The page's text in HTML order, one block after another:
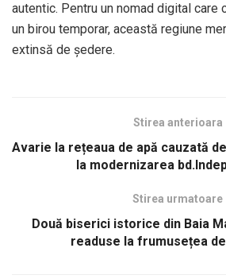
autentic. Pentru un nomad digital care
un birou temporar, această regiune
extinsă de ședere.
Stirea anterioara
Avarie la rețeaua de apă cauzată
la modernizarea
Stirea urmatoare
Două biserici istorice din Baia
readuse la frumusețea